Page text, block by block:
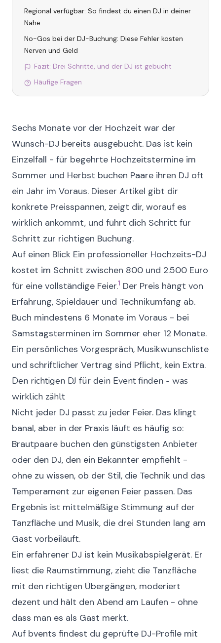
Regional verfügbar: So findest du einen DJ in deiner
Nähe
No-Gos bei der DJ-Buchung: Diese Fehler kosten
Nerven und Geld
Fazit: Drei Schritte, und der DJ ist gebucht
Häufige Fragen
Sechs Monate vor der Hochzeit war der
Wunsch-DJ bereits ausgebucht. Das ist kein
Einzelfall - für begehrte Hochzeitstermine im
Sommer und Herbst buchen Paare ihren DJ oft
ein Jahr im Voraus. Dieser Artikel gibt dir
konkrete Preisspannen, zeigt dir, worauf es
wirklich ankommt, und führt dich Schritt für
Schritt zur richtigen Buchung.
Auf einen Blick Ein professioneller Hochzeits-DJ
kostet im Schnitt zwischen 800 und 2.500 Euro
für eine vollständige Feier.1 Der Preis hängt von
Erfahrung, Spieldauer und Technikumfang ab.
Buch mindestens 6 Monate im Voraus - bei
Samstagsterminen im Sommer eher 12 Monate.
Ein persönliches Vorgespräch, Musikwunschliste
und schriftlicher Vertrag sind Pflicht, kein Extra.
Den richtigen DJ für dein Event finden - was
wirklich zählt
Nicht jeder DJ passt zu jeder Feier. Das klingt
banal, aber in der Praxis läuft es häufig so:
Brautpaare buchen den günstigsten Anbieter
oder den DJ, den ein Bekannter empfiehlt -
ohne zu wissen, ob der Stil, die Technik und das
Temperament zur eigenen Feier passen. Das
Ergebnis ist mittelmäßige Stimmung auf der
Tanzfläche und Musik, die drei Stunden lang am
Gast vorbeiläuft.
Ein erfahrener DJ ist kein Musikabspielgerät. Er
liest die Raumstimmung, zieht die Tanzfläche
mit den richtigen Übergängen, moderiert
dezent und hält den Abend am Laufen - ohne
dass man es als Gast merkt.
Auf bvents findest du geprüfte DJ-Profile mit